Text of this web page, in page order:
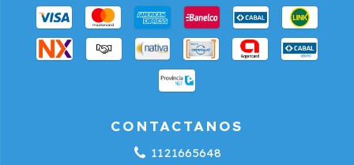
CONTACTANOS
1121665648